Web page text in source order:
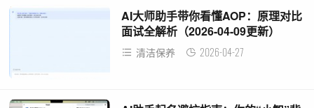
AI大师助手带你看懂AOP：原理对比
面试全解析（2026-04-09更新）
清洁保养 2026-04-27